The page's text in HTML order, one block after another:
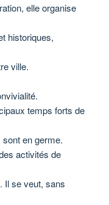
elle organise
historiques,
ville.
temps forts de
en germe.
activités de
Il se veut, sans